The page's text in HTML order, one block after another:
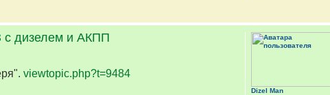
с дизелем и АКПП
viewtopic.php?t=9484
Dizel Man